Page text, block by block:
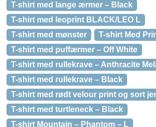
T-shirt med lange ærmer – Black
T-shirt med leoprint BLACK/LEO L
T-shirt med mønster
T-shirt Med
T-shirt med puffærmer – Off White
T-shirt med rullekrave – Anthracite
T-shirt med rullekrave – Black
T-shirt med rødt velour print og sort
T-shirt med turtleneck – Black
T-shirt Mountain – Phantom – L